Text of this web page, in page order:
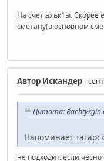
На счет ахък1ы. Скорее
сметану(в основном
Автор Искандер-
Цитата: Rachtyrgin
Напоминает
не подходит. если